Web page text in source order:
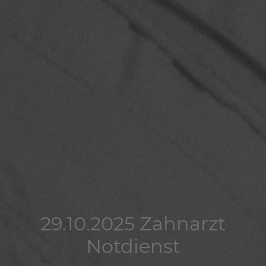
29.10.2025 Zahnarzt
Notdienst
29.10.2025 Zahnarzt
Notdienst
29.10.2025 Zahnarzt
Notdienst